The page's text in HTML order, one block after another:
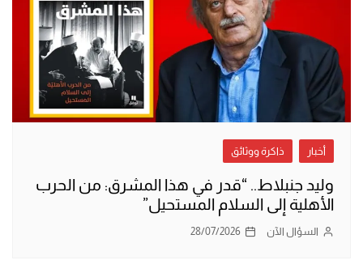
أخبار ذاكرة ووثائق
وليد جنبلاط.. “قدر في هذا المشرق: من الحرب
الأهلية إلى السلام المستحيل”
السؤال الآن 28/07/2026